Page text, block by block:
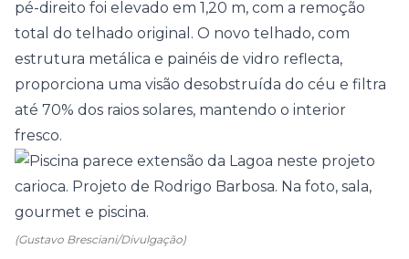
pé-direito foi elevado em 1,20 m, com a remoção
total do telhado original. O novo telhado, com
estrutura metálica e painéis de vidro reflecta,
proporciona uma visão desobstruída do céu e filtra
até 70% dos raios solares, mantendo o interior
fresco.
(Gustavo Bresciani/Divulgação)